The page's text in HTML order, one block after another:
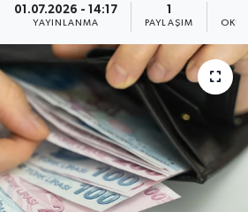
01.07.2026 - 14:17
YAYINLANMA PAYLAŞIM